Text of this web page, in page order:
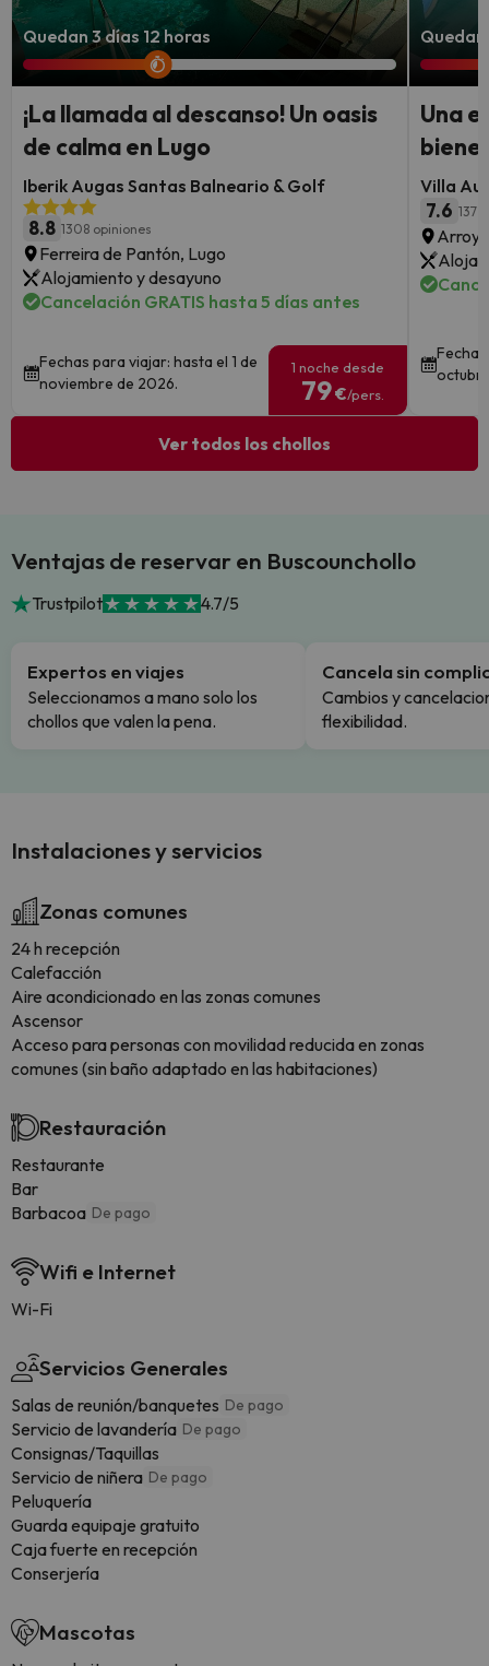
Quedan 3 días 12 horas
¡La llamada al descanso! Un oasis
de calma en Lugo
Iberik Augas Santas Balneario & Golf
8.8 1308 opiniones
Ferreira de Pantón, Lugo
Alojamiento y desayuno
Cancelación GRATIS hasta 5 días antes
Fechas para viajar: hasta el 1 de
noviembre de 2026.
1 noche desde
79€/pers.
Una
Villa
7.6 137
Ver todos los chollos
Ventajas de reservar en Buscounchollo
Trustpilot 4.7/5
Expertos en viajes
Seleccionamos a mano solo los
chollos que valen la pena.
Cancela sin
Cambios y
flexibilidad.
Instalaciones y servicios
Zonas comunes
24 h recepción
Calefacción
Aire acondicionado en las zonas comunes
Ascensor
Acceso para personas con movilidad reducida en zonas
comunes (sin baño adaptado en las habitaciones)
Restauración
Restaurante
Bar
Barbacoa De pago
Wifi e Internet
Wi-Fi
Servicios Generales
Salas de reunión/banquetes De pago
Servicio de lavandería De pago
Consignas/Taquillas
Servicio de niñera De pago
Peluquería
Guarda equipaje gratuito
Caja fuerte en recepción
Conserjería
Mascotas